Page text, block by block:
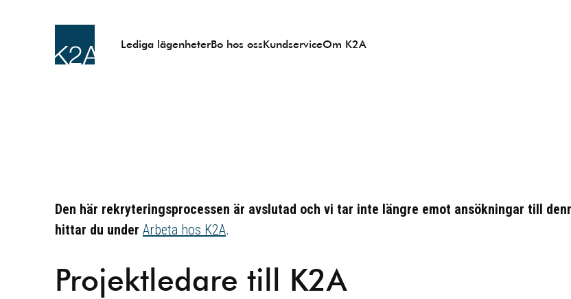
Lediga lägenheterBo hos ossKundserviceOm K2A
Den här rekryteringsprocessen är avslutad och vi tar inte längre emot ansökningar till
hittar du under Arbeta hos K2A.
Projektledare till K2A